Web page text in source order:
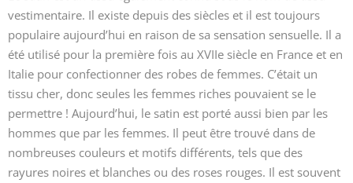
vestimentaire. Il existe depuis des siècles et il est toujours
populaire aujourd’hui en raison de sa sensation sensuelle. Il a
été utilisé pour la première fois au XVIIe siècle en France et en
Italie pour confectionner des robes de femmes. C’était un
tissu cher, donc seules les femmes riches pouvaient se le
permettre ! Aujourd’hui, le satin est porté aussi bien par les
hommes que par les femmes. Il peut être trouvé dans de
nombreuses couleurs et motifs différents, tels que des
rayures noires et blanches ou des roses rouges. Il est souvent